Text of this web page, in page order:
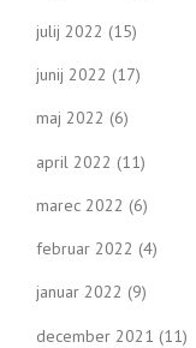
julij 2022 (15)
junij 2022 (17)
maj 2022 (6)
april 2022 (11)
marec 2022 (6)
februar 2022 (4)
januar 2022 (9)
december 2021 (11)